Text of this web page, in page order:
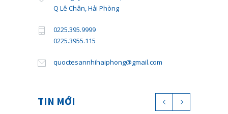
Q Lê Chân, Hải Phòng
0225.395.9999
0225.3955.115
quoctesannhihaiphong@gmail.com
TIN MỚI